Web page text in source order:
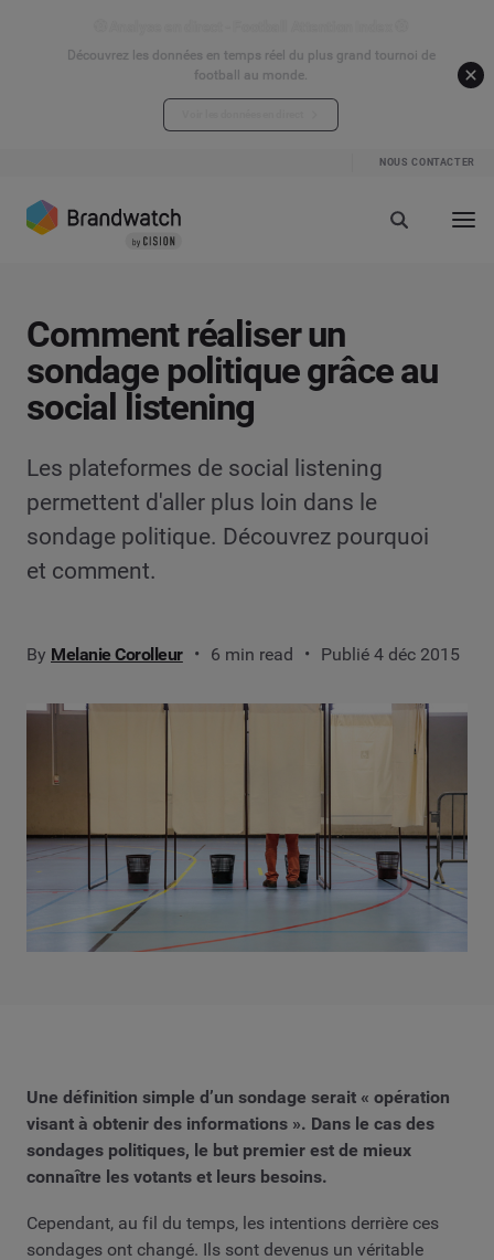
Découvrez les données en temps réel du plus grand tournoi de
football au monde.
NOUS CONTACTER
Comment réaliser un
sondage politique grâce au
social listening
Les plateformes de social listening
permettent d'aller plus loin dans le
sondage politique. Découvrez pourquoi
et comment.
By Melanie Corolleur 6 min read Publié 4 déc 2015
Une définition simple d’un sondage serait « opération
visant à obtenir des informations ». Dans le cas des
sondages politiques, le but premier est de mieux
connaître les votants et leurs besoins.
Cependant, au fil du temps, les intentions derrière ces
sondages ont changé. Ils sont devenus un véritable